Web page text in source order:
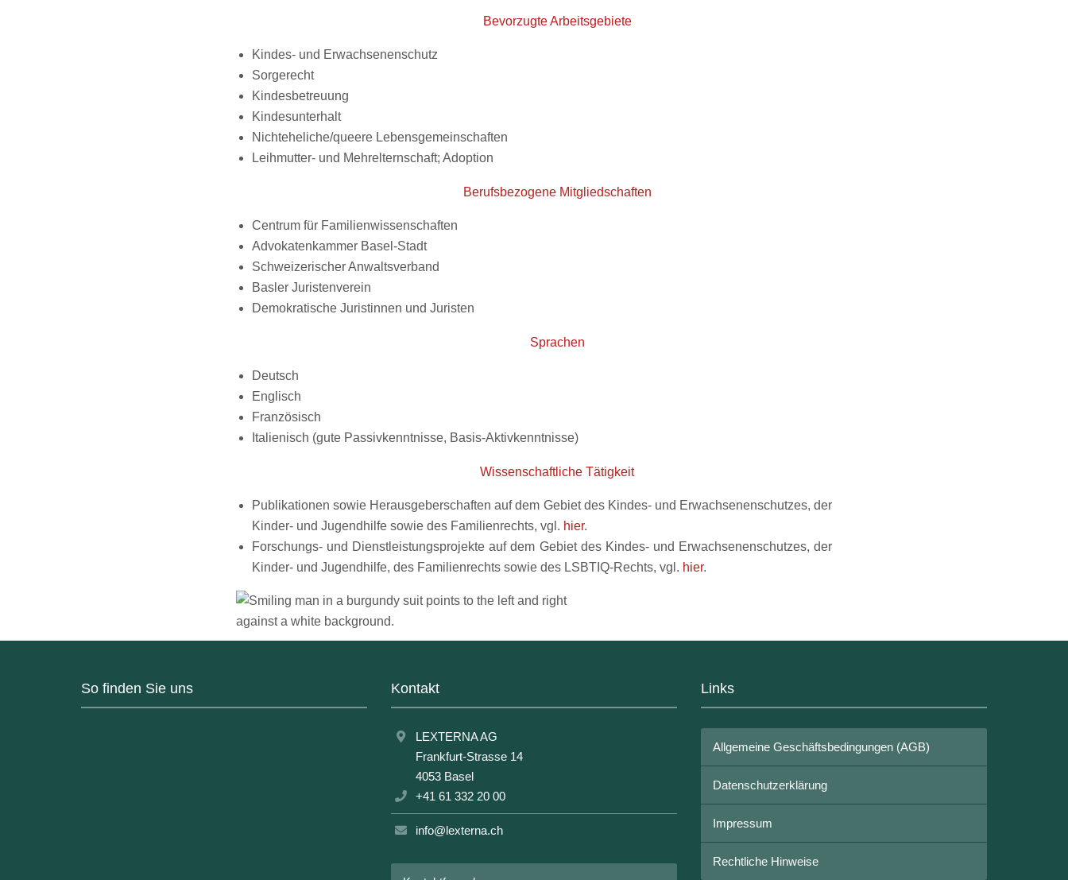
Bevorzugte Arbeitsgebiete
Kindes- und Erwachsenenschutz
Sorgerecht
Kindesbetreuung
Kindesunterhalt
Nichteheliche/queere Lebensgemeinschaften
Leihmutter- und Mehrelternschaft; Adoption
Berufsbezogene Mitgliedschaften
Centrum für Familienwissenschaften
Advokatenkammer Basel-Stadt
Schweizerischer Anwaltsverband
Basler Juristenverein
Demokratische Juristinnen und Juristen
Sprachen
Deutsch
Englisch
Französisch
Italienisch (gute Passivkenntnisse, Basis-Aktivkenntnisse)
Wissenschaftliche Tätigkeit
Publikationen sowie Herausgeberschaften auf dem Gebiet des Kindes- und Erwachsenenschutzes, der
Kinder- und Jugendhilfe sowie des Familienrechts, vgl. hier.
Forschungs- und Dienstleistungsprojekte auf dem Gebiet des Kindes- und Erwachsenenschutzes, der
Kinder- und Jugendhilfe, des Familienrechts sowie des LSBTIQ-Rechts, vgl. hier.
So finden Sie uns Kontakt
LEXTERNA AG
Frankfurt-Strasse 14
4053 Basel
+41 61 332 20 00
info@lexterna.ch
Links
Allgemeine Geschäftsbedingungen (AGB)
Datenschutzerklärung
Impressum
Rechtliche Hinweise